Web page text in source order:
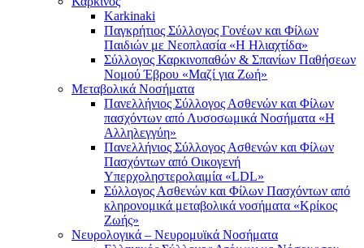
Karkinaki
Παγκρήτιος Σύλλογος Γονέων και Φίλων
Παιδιών με Νεοπλασία «Η Ηλιαχτίδα»
Σύλλογος Καρκινοπαθών & Σπανίων Παθήσεων
Νομού Έβρου «Μαζί για Ζωή»
Μεταβολικά Νοσήματα
Πανελλήνιος Σύλλογος Ασθενών και Φίλων
πασχόντων από Λυσοσωμικά Νοσήματα «Η
Αλληλεγγύη»
Πανελλήνιος Σύλλογος Ασθενών και Φίλων
Πασχόντων από Οικογενή
Υπερχοληστερολαιμία «LDL»
Σύλλογος Ασθενών και Φίλων Πασχόντων από
κληρονομικά μεταβολικά νοσήματα «Κρίκος
Ζωής»
Νευρολογικά – Νευρομυϊκά Νοσήματα